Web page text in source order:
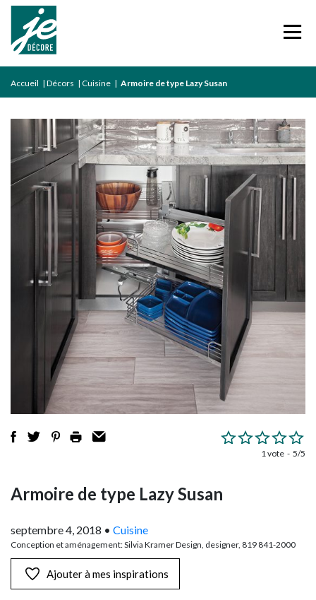
Accueil | Décors | Cuisine | Armoire de type Lazy Susan
1 vote 5/5
Armoire de type Lazy Susan
septembre 4, 2018 • Cuisine
Conception et aménagement: Silvia Kramer Design, designer, 819 841-2000
Ajouter à mes inspirations